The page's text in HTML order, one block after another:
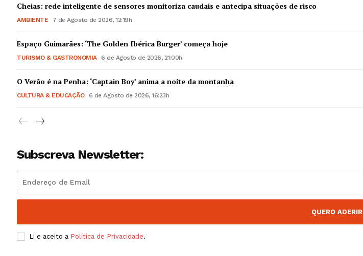
Guimarães, agora!
Cheias: rede inteligente de sensores monitoriza caudais e antecipa situações de risco
AMBIENTE 7 de Agosto de 2026, 12:19h
Espaço Guimarães: ‘The Golden Ibérica Burger’ começa hoje
TURISMO & GASTRONOMIA 6 de Agosto de 2026, 21:00h
O Verão é na Penha: ‘Captain Boy’ anima a noite da montanha
CULTURA & EDUCAÇÃO 6 de Agosto de 2026, 16:23h
Subscreva Newsletter:
QUERO ADERIR
Li e aceito a Política de Privacidade.